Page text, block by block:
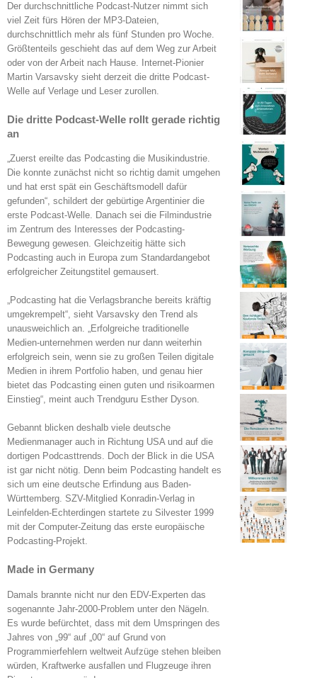
Der durchschnittliche Podcast-Nutzer nimmt sich
viel Zeit fürs Hören der MP3-Dateien,
durchschnittlich mehr als fünf Stunden pro Woche.
Größtenteils geschieht das auf dem Weg zur Arbeit
oder von der Arbeit nach Hause. Internet-Pionier
Martin Varsavsky sieht derzeit die dritte Podcast-
Welle auf Verlage und Leser zurollen.
Die dritte Podcast-Welle rollt gerade richtig
an
„Zuerst ereilte das Podcasting die Musikindustrie.
Die konnte zunächst nicht so richtig damit umgehen
und hat erst spät ein Geschäftsmodell dafür
gefunden“, schildert der gebürtige Argentinier die
erste Podcast-Welle. Danach sei die Filmindustrie
im Zentrum des Interesses der Podcasting-
Bewegung gewesen. Gleichzeitig hätte sich
Podcasting auch in Europa zum Standardangebot
erfolgreicher Zeitungstitel gemausert.
„Podcasting hat die Verlagsbranche bereits kräftig
umgekrempelt“, sieht Varsavsky den Trend als
unausweichlich an. „Erfolgreiche traditionelle
Medien-unternehmen werden nur dann weiterhin
erfolgreich sein, wenn sie zu großen Teilen digitale
Medien in ihrem Portfolio haben, und genau hier
bietet das Podcasting einen guten und risikoarmen
Einstieg“, meint auch Trendguru Esther Dyson.
Gebannt blicken deshalb viele deutsche
Medienmanager auch in Richtung USA und auf die
dortigen Podcasttrends. Doch der Blick in die USA
ist gar nicht nötig. Denn beim Podcasting handelt es
sich um eine deutsche Erfindung aus Baden-
Württemberg. SZV-Mitglied Konradin-Verlag in
Leinfelden-Echterdingen startete zu Silvester 1999
mit der Computer-Zeitung das erste europäische
Podcasting-Projekt.
Made in Germany
Damals brannte nicht nur den EDV-Experten das
sogenannte Jahr-2000-Problem unter den Nägeln.
Es wurde befürchtet, dass mit dem Umspringen des
Jahres von „99“ auf „00“ auf Grund von
Programmierfehlern weltweit Aufzüge stehen bleiben
würden, Kraftwerke ausfallen und Flugzeuge ihren